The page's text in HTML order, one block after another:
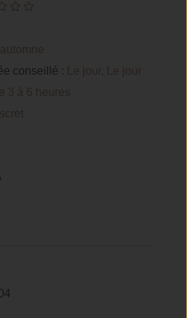
automne
conseillé :
Le jour, Le jour
3 à 6 heures